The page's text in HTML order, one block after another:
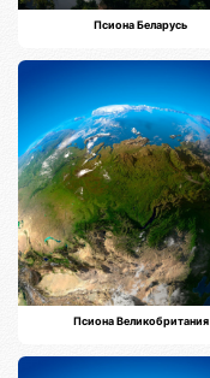
Псиона Беларусь
Псиона Великобритания